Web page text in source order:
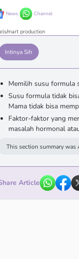
News Channel
mart production
Intinya Sih
Memilih susu formula
Susu formula tidak
Mama tidak bisa
Faktor-faktor yang
masalah hormonal
This section summary was
Article